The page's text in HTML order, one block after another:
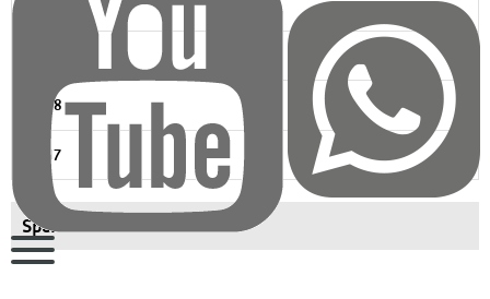
2018
2017
Spenden